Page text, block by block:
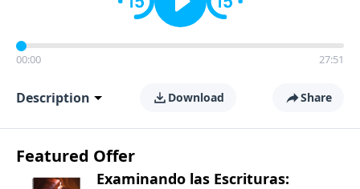
00:00 27:51
Description Download Share
Featured Offer
Examinando las Escrituras: